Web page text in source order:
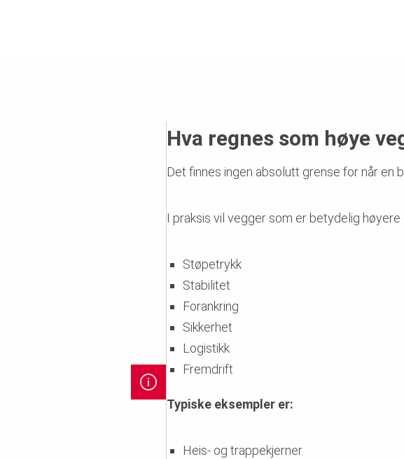
Hva regnes som høye
Det finnes ingen absolutt grense for når en
I praksis vil vegger som er betydelig
Støpetrykk
Stabilitet
Forankring
Sikkerhet
Logistikk
Fremdrift
Typiske eksempler er:
Heis- og trappekjerner